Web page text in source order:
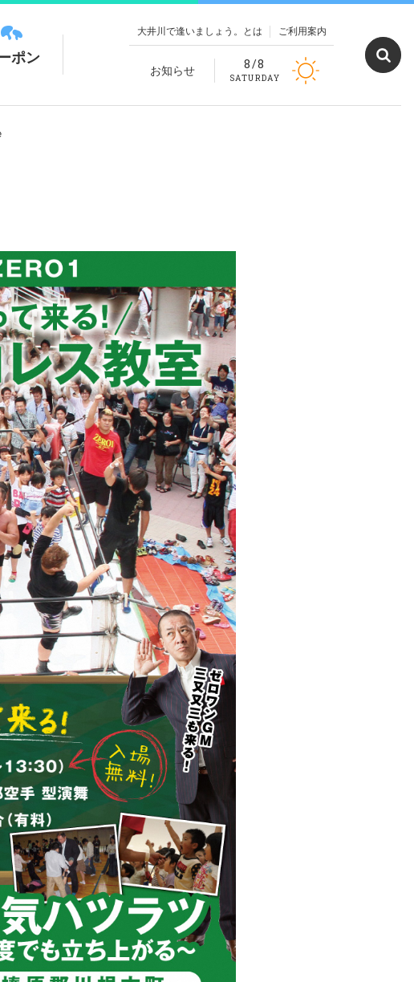
大井川で逢いましょう。とは ご利用案内
お知らせ 8/8
SATURDAY
ポン